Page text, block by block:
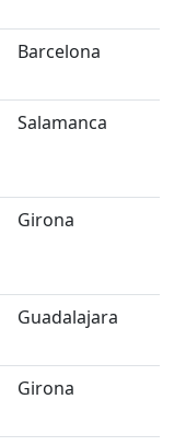
Barcelona
Salamanca
Girona
Guadalajara
Girona